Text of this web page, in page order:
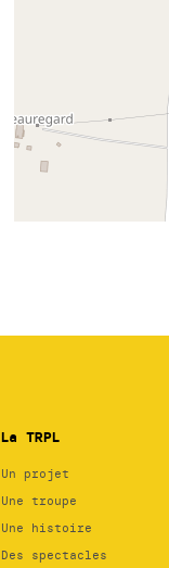
La TRPL
Un projet
Une troupe
Une histoire
Des spectacles